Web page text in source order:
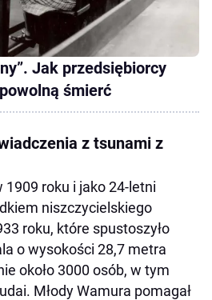
Jak przedsiębiorcy
śmierć
z tsunami z
1909 roku i jako 24-letni
niszczycielskiego
roku, które spustoszyło
o wysokości 28,7 metra
około 3000 osób, w tym
Młody Wamura pomagał